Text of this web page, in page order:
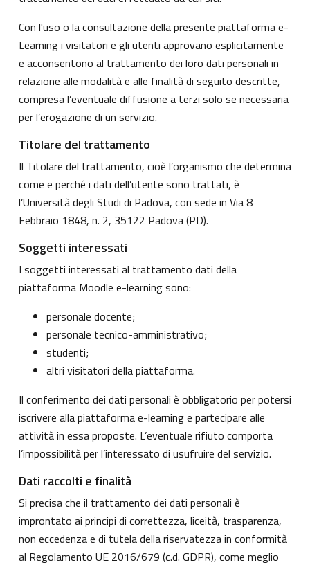
Con l'uso o la consultazione della presente piattaforma e-
Learning i visitatori e gli utenti approvano esplicitamente
e acconsentono al trattamento dei loro dati personali in
relazione alle modalità e alle finalità di seguito descritte,
compresa l’eventuale diffusione a terzi solo se necessaria
per l’erogazione di un servizio.
Titolare del trattamento
Il Titolare del trattamento, cioè l’organismo che determina
come e perché i dati dell’utente sono trattati, è
l’Università degli Studi di Padova, con sede in Via 8
Febbraio 1848, n. 2, 35122 Padova (PD).
Soggetti interessati
I soggetti interessati al trattamento dati della
piattaforma Moodle e-learning sono:
personale docente;
personale tecnico-amministrativo;
studenti;
altri visitatori della piattaforma.
Il conferimento dei dati personali è obbligatorio per potersi
iscrivere alla piattaforma e-learning e partecipare alle
attività in essa proposte. L’eventuale rifiuto comporta
l’impossibilità per l’interessato di usufruire del servizio.
Dati raccolti e finalità
Si precisa che il trattamento dei dati personali è
improntato ai principi di correttezza, liceità, trasparenza,
non eccedenza e di tutela della riservatezza in conformità
al Regolamento UE 2016/679 (c.d. GDPR), come meglio